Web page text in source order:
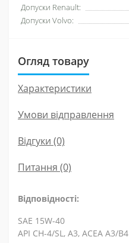
Допуски Renault:
Допуски Volvo:
Огляд товару
Характеристики
Умови відправлення
Відгуки (0)
Питання (0)
Відповідності:
SAE 15W-40
API СН-4/SL, A3, ACEA A3/B4